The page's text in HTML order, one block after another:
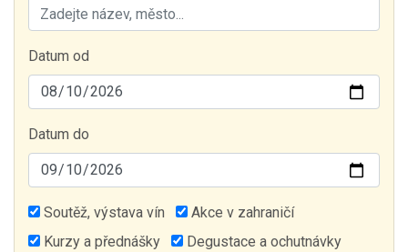
Datum od
Datum do
Soutěž, výstava vín
Akce v zahraničí
Kurzy a přednášky
Degustace a ochutnávky